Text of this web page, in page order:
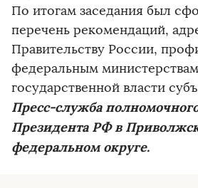
По итогам заседания был
перечень рекомендаций,
Правительству России,
федеральным
государственной власти
Пресс-служба
Президента РФ в
федеральном округе.